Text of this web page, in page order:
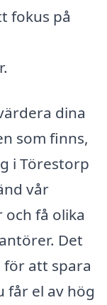
fokus på
dina
som finns,
i Törestorp
vår
få olika
Det
för att spara
får el av hög